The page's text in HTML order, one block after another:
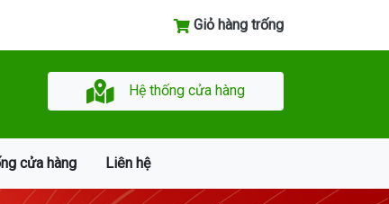
Giỏ hàng trống
Hệ thống cửa hàng
cửa hàng Liên hệ